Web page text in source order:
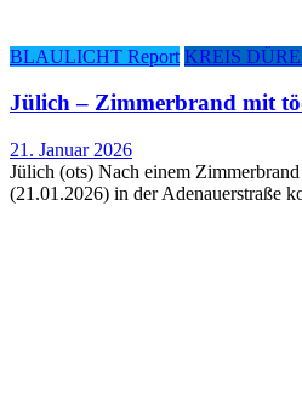
BLAULICHT Report KREIS
Jülich – Zim­mer­brand mit
21. Januar 2026
Jülich (ots) Nach einem
(21.01.2026) in der Adenauerstraße